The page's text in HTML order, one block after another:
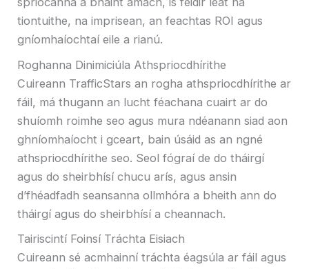
tiontuithe, na imprisean, an feachtas ROI agus
gníomhaíochtaí eile a rianú.
Roghanna Dinimiciúla Athspriocdhírithe
Cuireann TrafficStars an rogha athspriocdhírithe ar
fáil, má thugann an lucht féachana cuairt ar do
shuíomh roimhe seo agus mura ndéanann siad aon
ghníomhaíocht i gceart, bain úsáid as an ngné
athspriocdhírithe seo. Seol fógraí de do tháirgí
agus do sheirbhísí chucu arís, agus ansin
d’fhéadfadh seansanna ollmhóra a bheith ann do
tháirgí agus do sheirbhísí a cheannach.
Tairiscintí Foinsí Tráchta Eisiach
Cuireann sé acmhainní tráchta éagsúla ar fáil agus